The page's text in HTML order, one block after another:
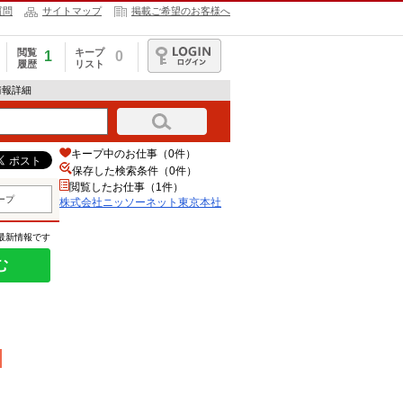
問 サイトマップ 掲載ご希望のお客様へ
閲覧
履歴
1
キープ
リスト
0
ログイン
詳細
プ
新情報です
キープ中のお仕事（0件）
保存した検索条件（0件）
閲覧したお仕事（1件）
株式会社ニッソーネット東京本社